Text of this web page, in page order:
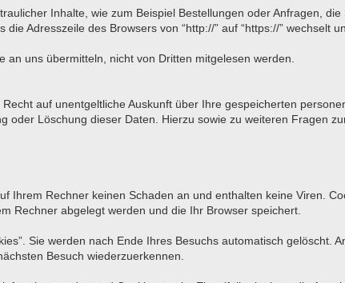
Inhalte, wie zum Beispiel Bestellungen oder Anfragen,
Adresszeile des Browsers von “http://” auf “https://” wechselt
uns übermitteln, nicht von Dritten mitgelesen werden.
auf unentgeltliche Auskunft über Ihre gespeicherten
Löschung dieser Daten. Hierzu sowie zu weiteren Fragen
Ihrem Rechner keinen Schaden an und enthalten keine Viren.
Rechner abgelegt werden und die Ihr Browser speichert.
Sie werden nach Ende Ihres Besuchs automatisch gelöscht.
Besuch wiederzuerkennen.